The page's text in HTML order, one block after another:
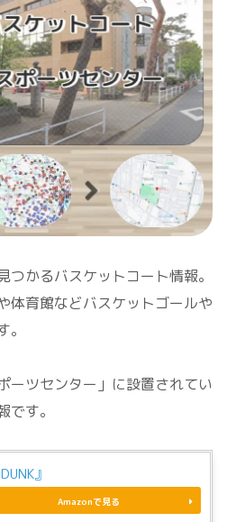
かるバスケットコート情報。
体育館などバスケットゴールや
ーツセンター」に設置されてい
す。
』
Amazonで見る